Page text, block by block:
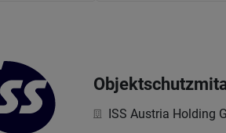
ISS Austria Holding